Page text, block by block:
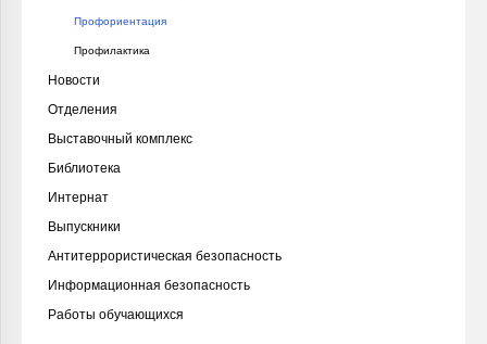
Профориентация
Профилактика
Новости
Отделения
Выставочный комплекс
Библиотека
Интернат
Выпускники
Антитеррористическая безопасность
Информационная безопасность
Работы обучающихся